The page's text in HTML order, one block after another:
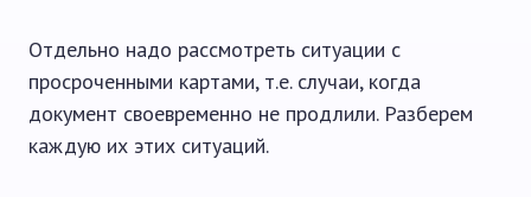
Отдельно надо рассмотреть ситуации с
просроченными картами, т.е. случаи, когда
документ своевременно не продлили. Разберем
каждую их этих ситуаций.